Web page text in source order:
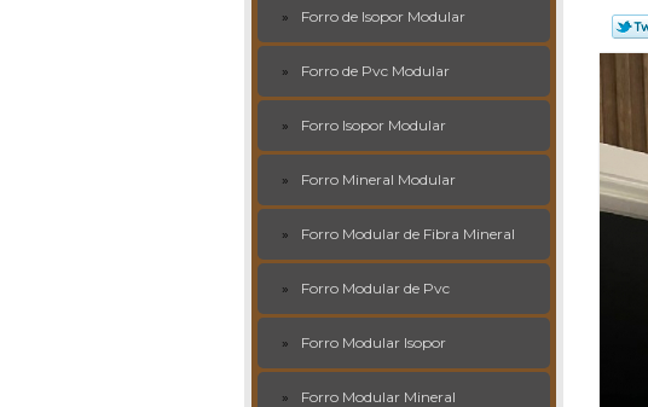
Forro de Isopor Modular
Forro de Pvc Modular
Forro Isopor Modular
Forro Mineral Modular
Forro Modular de Fibra Mineral
Forro Modular de Pvc
Forro Modular Isopor
Forro Modular Mineral